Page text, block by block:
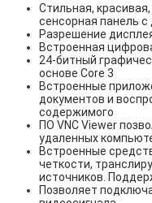
Стильная,
сенсорная панель
Разрешение
Встроенная
24-битный
основе Core 3
Встроенные
документов и
содержимого
ПО VNC Viewer
удаленных
Встроенные
четкости,
источников.
Позволяет